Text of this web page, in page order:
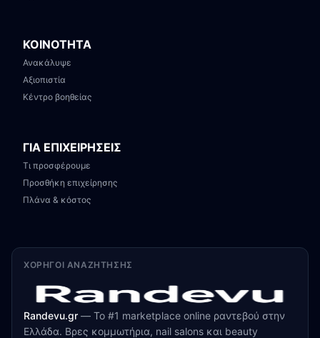
ΚΟΙΝΟΤΗΤΑ
Ανακάλυψε
Αξιοπιστία
Κέντρο βοηθείας
ΓΙΑ ΕΠΙΧΕΙΡΗΣΕΙΣ
Τι προσφέρουμε
Προσθήκη επιχείρησης
Πλάνα & κόστος
ΧΟΡΗΓΟΊ ΑΝΑΖΉΤΗΣΗΣ
Randevu.gr — Το #1 marketplace online ραντεβού στην
Ελλάδα. Βρες κομμωτήρια, nail salons και beauty